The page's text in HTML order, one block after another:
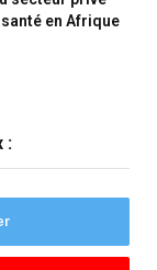
en Afrique
: